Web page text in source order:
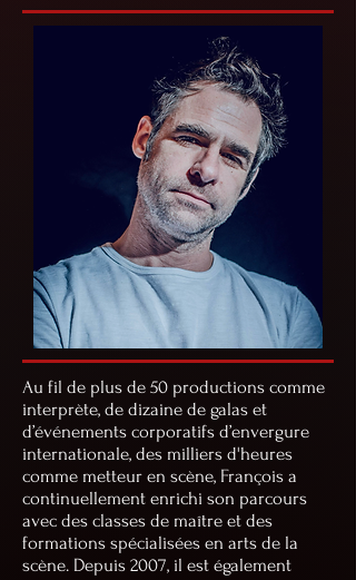
Au fil de plus de 50 productions comme
interprète, de dizaine de galas et
d’événements corporatifs d’envergure
internationale, des milliers d'heures
comme metteur en scène, François a
continuellement enrichi son parcours
avec des classes de maître et des
formations spécialisées en arts de la
scène. Depuis 2007, il est également